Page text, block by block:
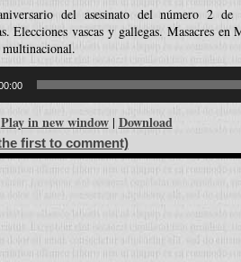
del asesinato del número 2 de
Elecciones vascas y gallegas. Masacres en
Play in new window| Download
first to comment)